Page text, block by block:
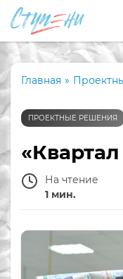
Главная »
ПРОЕКТНЫЕ РЕШЕНИЯ
На чтение
1 мин.